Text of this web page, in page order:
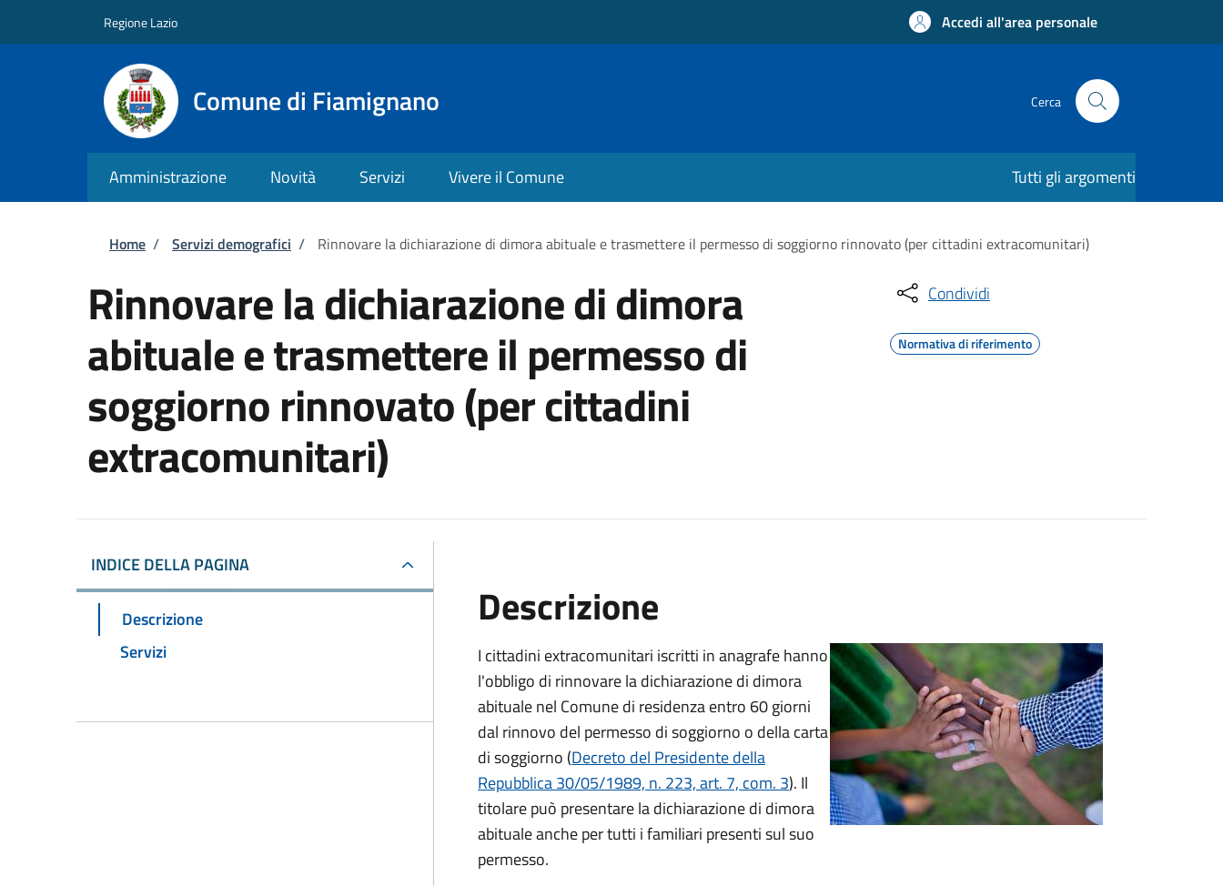
Regione Lazio Accedi all'area personale
Comune di Fiamignano Cerca
Amministrazione Novità Servizi Vivere il Comune Tutti gli argomenti
Briciole di pane
Home / Servizi demografici / Rinnovare la dichiarazione di dimora abituale e trasmettere il permesso di soggiorno rinnovato (per cittadini extracomunitari)
Rinnovare la dichiarazione di dimora
abituale e trasmettere il permesso di
soggiorno rinnovato (per cittadini
extracomunitari)
Condividi
Normativa di riferimento
INDICE DELLA PAGINA
Descrizione
Servizi
Descrizione
I cittadini extracomunitari iscritti in anagrafe hanno
l'obbligo di rinnovare la dichiarazione di dimora
abituale nel Comune di residenza entro 60 giorni
dal rinnovo del permesso di soggiorno o della carta
di soggiorno (Decreto del Presidente della
Repubblica 30/05/1989, n. 223, art. 7, com. 3). Il
titolare può presentare la dichiarazione di dimora
abituale anche per tutti i familiari presenti sul suo
permesso.